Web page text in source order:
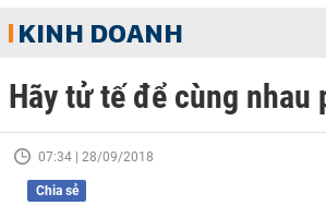
KINH DOANH
Hãy tử tế để cùng nhau
07:34 | 28/09/2018
Chia sẻ